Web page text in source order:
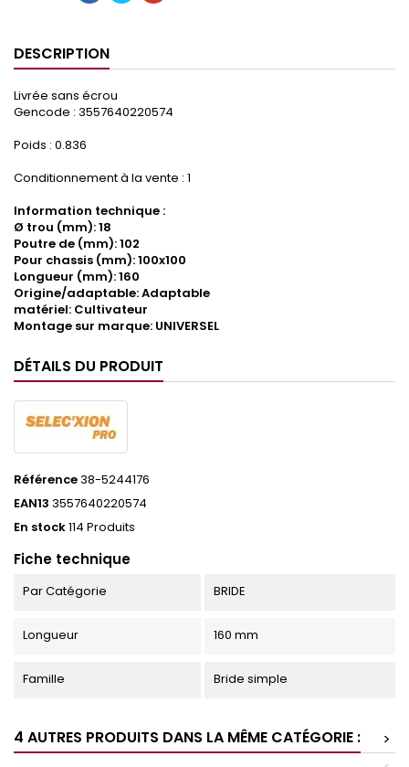
DESCRIPTION
Livrée sans écrou
Gencode : 3557640220574
Poids : 0.836
Conditionnement à la vente : 1
Information technique :
Ø trou (mm): 18
Poutre de (mm): 102
Pour chassis (mm): 100x100
Longueur (mm): 160
Origine/adaptable: Adaptable
matériel: Cultivateur
Montage sur marque: UNIVERSEL
DÉTAILS DU PRODUIT
Référence38-5244176
EAN13 3557640220574
En stock114 Produits
Fiche technique
Par Catégorie BRIDE
Longueur 160 mm
Famille Bride simple
4 AUTRES PRODUITS DANS LA MÊME CATÉGORIE :
>